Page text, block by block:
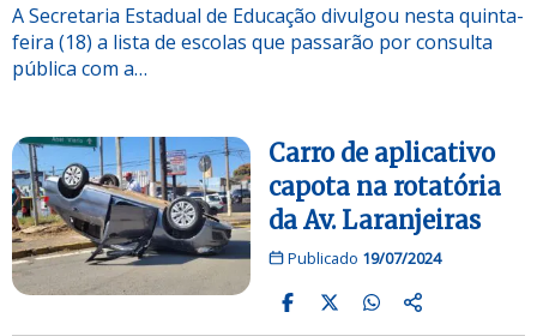
A Secretaria Estadual de Educação divulgou nesta quinta-
feira (18) a lista de escolas que passarão por consulta
pública com a…
Carro de aplicativo
capota na rotatória
da Av. Laranjeiras
Publicado 19/07/2024